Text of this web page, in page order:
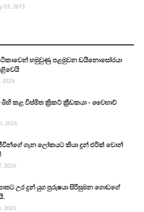
03, 2013
හමුවුණු පළමුවන ඩයිනොසෝරයා
2026
බිහි කළ විස්මිත ක්‍රිකට් ක්‍රීඩකයා - වෛභාව්
2026
ගැන ලෝකයට කියා දුන් එරික් වොන්
2026
උර දුන් යුග පුරුෂයා සිරිසුමන ගොඩගේ
2026